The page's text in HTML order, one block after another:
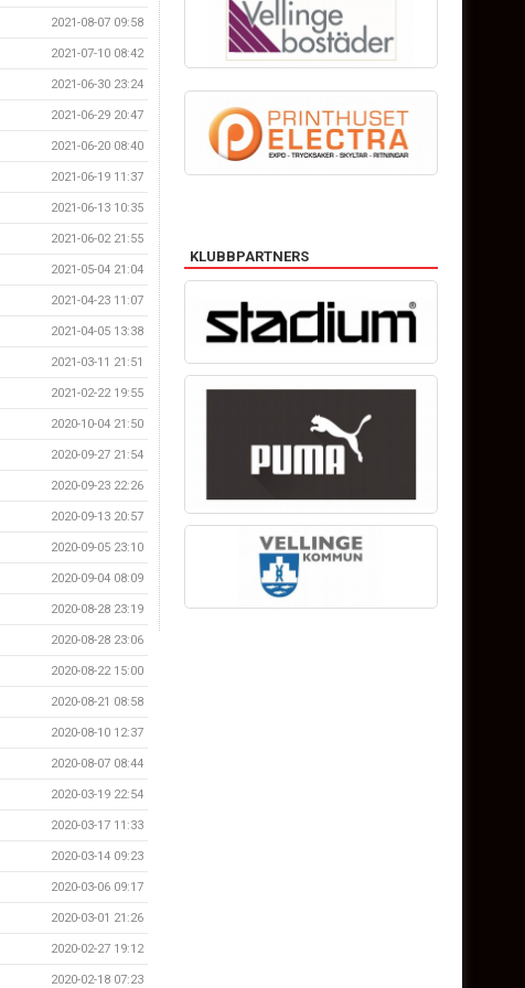
2021-08-07 09:58
2021-07-10 08:42
2021-06-30 23:24
2021-06-29 20:47
2021-06-20 08:40
2021-06-19 11:37
2021-06-13 10:35
2021-06-02 21:55
2021-05-04 21:04
2021-04-23 11:07
2021-04-05 13:38
2021-03-11 21:51
2021-02-22 19:55
2020-10-04 21:50
2020-09-27 21:54
2020-09-23 22:26
2020-09-13 20:57
2020-09-05 23:10
2020-09-04 08:09
2020-08-28 23:19
2020-08-28 23:06
2020-08-22 15:00
2020-08-21 08:58
2020-08-10 12:37
2020-08-07 08:44
2020-03-19 22:54
2020-03-17 11:33
2020-03-14 09:23
2020-03-06 09:17
2020-03-01 21:26
2020-02-27 19:12
2020-02-18 07:23
KLUBBPARTNERS